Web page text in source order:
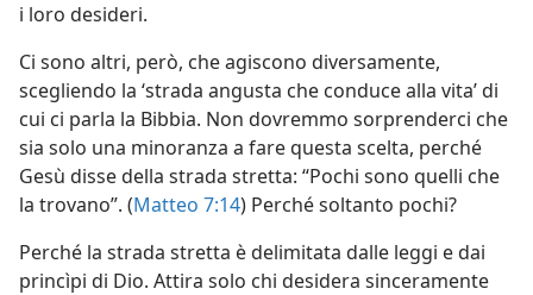
i loro desideri.
Ci sono altri, però, che agiscono diversamente,
scegliendo la ‘strada angusta che conduce alla vita’ di
cui ci parla la Bibbia. Non dovremmo sorprenderci che
sia solo una minoranza a fare questa scelta, perché
Gesù disse della strada stretta: “Pochi sono quelli che
la trovano”. (Matteo 7:14) Perché soltanto pochi?
Perché la strada stretta è delimitata dalle leggi e dai
princìpi di Dio. Attira solo chi desidera sinceramente